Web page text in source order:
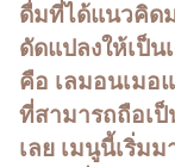
ดื่มที่ได้แนวคิด
ดัดแปลงให้เป็น
คือ เลมอนเมอ
ที่สามารถถือเ
เลย เมนูนี้เริ่ม